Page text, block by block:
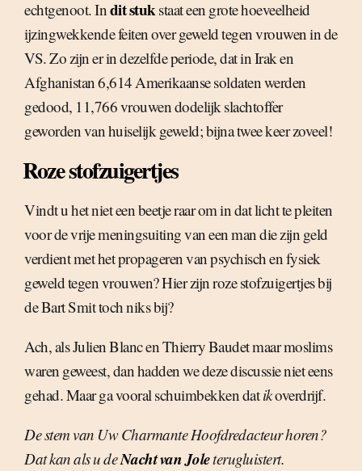
echtgenoot. Indit stukstaat een grote hoeveelheid
ijzingwekkende feiten over geweld tegen vrouwen in de
VS. Zo zijn er in dezelfde periode, dat in Irak en
Afghanistan 6,614 Amerikaanse soldaten werden
gedood, 11,766 vrouwen dodelijk slachtoffer
geworden van huiselijk geweld; bijna twee keer zoveel!
Roze stofzuigertjes
Vindt u het niet een beetje raar om in dat licht te pleiten
voor de vrije meningsuiting van een man die zijn geld
verdient met het propageren van psychisch en fysiek
geweld tegen vrouwen? Hier zijn roze stofzuigertjes bij
de Bart Smit toch niks bij?
Ach, als Julien Blanc en Thierry Baudet maar moslims
waren geweest, dan hadden we deze discussie niet eens
gehad. Maar ga vooral schuimbekken datikoverdrijf.
De stem van Uw Charmante Hoofdredacteur horen?
Dat kan als u deNacht van Joleterugluistert.